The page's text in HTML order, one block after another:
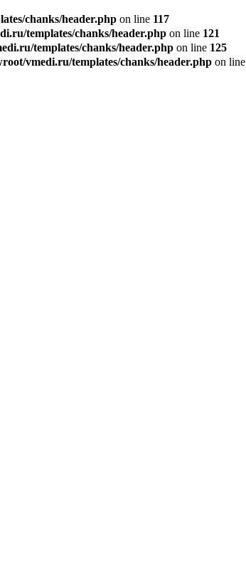
chanks/header.php on line 117
templates/chanks/header.php on line 121
templates/chanks/header.php on line 125
vmedi.ru/templates/chanks/header.php on line